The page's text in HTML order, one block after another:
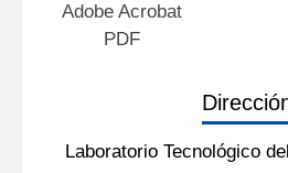
Adobe Acrobat
PDF
Laboratorio Tecnológico